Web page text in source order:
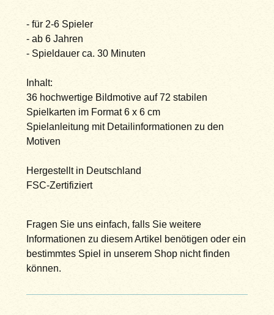
- für 2-6 Spieler
- ab 6 Jahren
- Spieldauer ca. 30 Minuten
Inhalt:
36 hochwertige Bildmotive auf 72 stabilen
Spielkarten im Format 6 x 6 cm
Spielanleitung mit Detailinformationen zu den
Motiven
Hergestellt in Deutschland
FSC-Zertifiziert
Fragen Sie uns einfach, falls Sie weitere
Informationen zu diesem Artikel benötigen oder ein
bestimmtes Spiel in unserem Shop nicht finden
können.